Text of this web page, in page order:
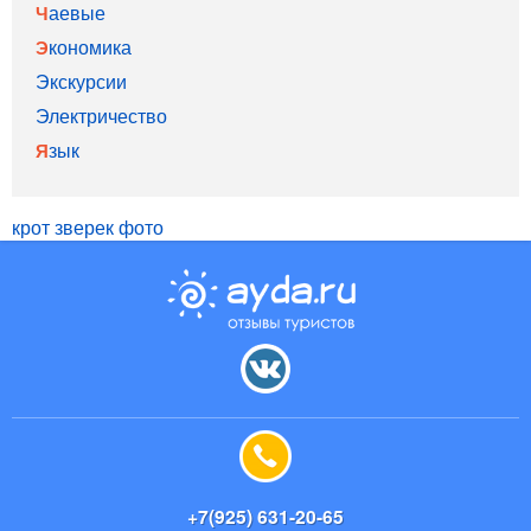
Чаевые
Экономика
Экскурсии
Электричество
Язык
крот зверек фото
+7(925) 631-20-65